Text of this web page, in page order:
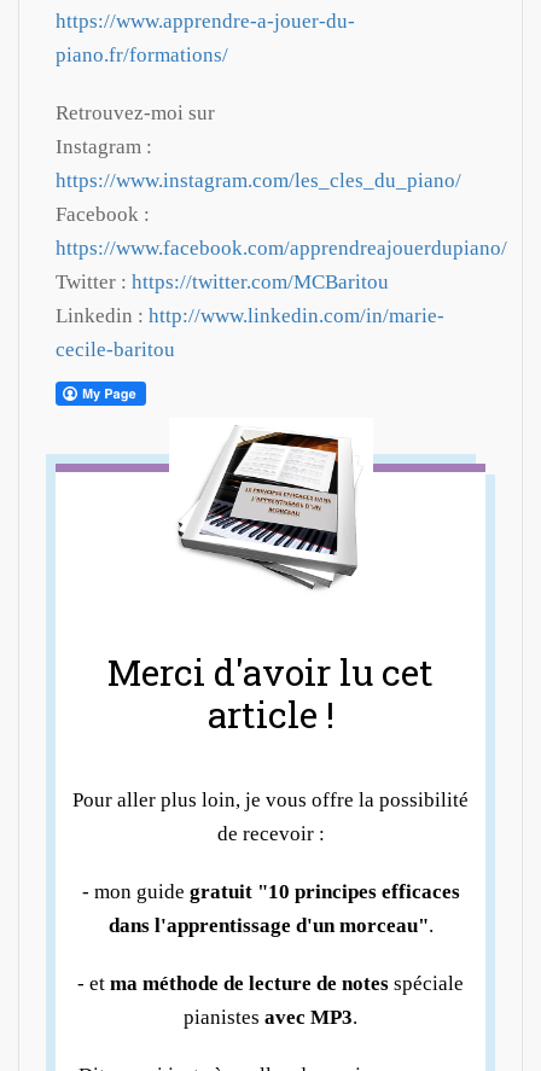
https://www.apprendre-a-jouer-du-
piano.fr/formations/
Retrouvez-moi sur
Instagram :
https://www.instagram.com/les_cles_du_piano/
Facebook :
https://www.facebook.com/apprendreajouerdupiano/
Twitter : https://twitter.com/MCBaritou
Linkedin : http://www.linkedin.com/in/marie-
cecile-baritou
Merci d'avoir lu cet
article !
Pour aller plus loin, je vous offre la possibilité
de recevoir :
- mon guide gratuit "10 principes efficaces
dans l'apprentissage d'un morceau".
- et ma méthode de lecture de notes spéciale
pianistes avec MP3.